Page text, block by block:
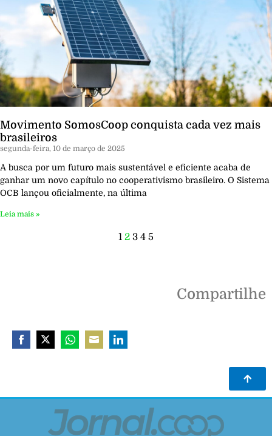
Movimento SomosCoop conquista cada vez mais
brasileiros
segunda-feira, 10 de março de 2025
A busca por um futuro mais sustentável e eficiente acaba de
ganhar um novo capítulo no cooperativismo brasileiro. O Sistema
OCB lançou oficialmente, na última
Leia mais »
1 2 3 4 5
Compartilhe